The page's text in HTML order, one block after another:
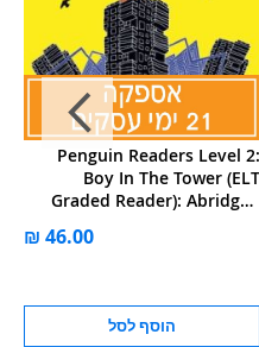
Penguin Readers Level 2:
Boy In The Tower (ELT
Graded Reader): Abridged
הוסף לסל